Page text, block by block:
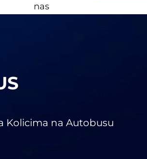
nas
Kolicima na Autobusu